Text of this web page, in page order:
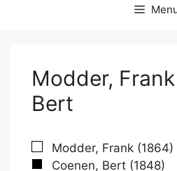
Modder,
Bert
Modder, Frank (1864)
Coenen, Bert (1848)